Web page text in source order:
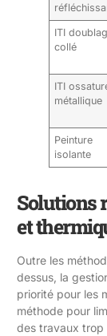
ITI
collé
ITI
métallique
Peinture
isolante
Solutions
et
Outre les
dessus, la
priorité pour les
méthode pour
des travaux trop